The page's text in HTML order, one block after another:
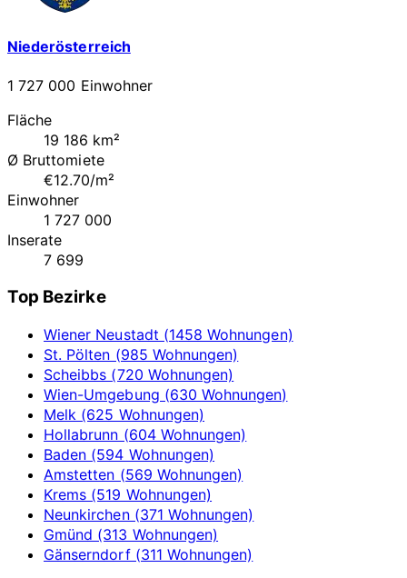
Niederösterreich
1 727 000 Einwohner
Fläche
19 186 km²
Ø Bruttomiete
€12.70/m²
Einwohner
1 727 000
Inserate
7 699
Top Bezirke
Wiener Neustadt (1458 Wohnungen)
St. Pölten (985 Wohnungen)
Scheibbs (720 Wohnungen)
Wien-Umgebung (630 Wohnungen)
Melk (625 Wohnungen)
Hollabrunn (604 Wohnungen)
Baden (594 Wohnungen)
Amstetten (569 Wohnungen)
Krems (519 Wohnungen)
Neunkirchen (371 Wohnungen)
Gmünd (313 Wohnungen)
Gänserndorf (311 Wohnungen)